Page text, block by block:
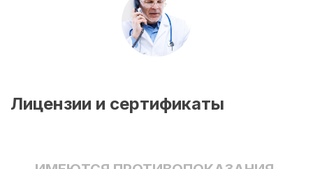
Лицензии и сертификаты